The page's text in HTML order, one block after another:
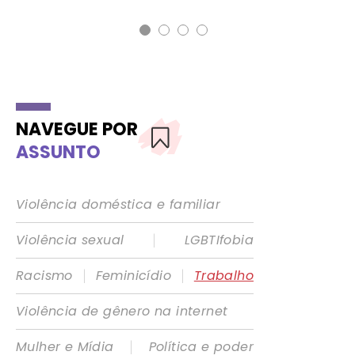
NAVEGUE POR
ASSUNTO
Violência doméstica e familiar
Violência sexual
|
LGBTIfobia
Racismo
| Feminicídio |
Trabalho
Violência de gênero na internet
Mulher e Mídia
|
Política e poder